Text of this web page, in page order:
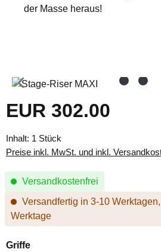
der Masse heraus!
Bildergalerie überspringen
Regulärer Preis:
EUR 302.00
Inhalt: 1 Stück
Preise inkl. MwSt. und inkl.
Versandkostenfrei
Versandfertig in 3-10
Werktage
Griffeauswählen